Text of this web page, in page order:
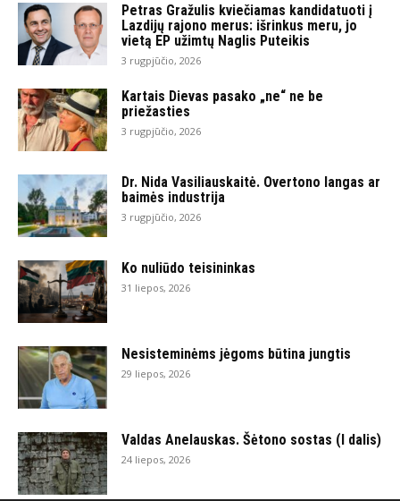
Petras Gražulis kviečiamas kandidatuoti į
Lazdijų rajono merus: išrinkus meru, jo
vietą EP užimtų Naglis Puteikis
3 rugpjūčio, 2026
Kartais Dievas pasako „ne“ ne be
priežasties
3 rugpjūčio, 2026
Dr. Nida Vasiliauskaitė. Overtono langas ar
baimės industrija
3 rugpjūčio, 2026
Ko nuliūdo teisininkas
31 liepos, 2026
Nesisteminėms jėgoms būtina jungtis
29 liepos, 2026
Valdas Anelauskas. Šėtono sostas (I dalis)
24 liepos, 2026